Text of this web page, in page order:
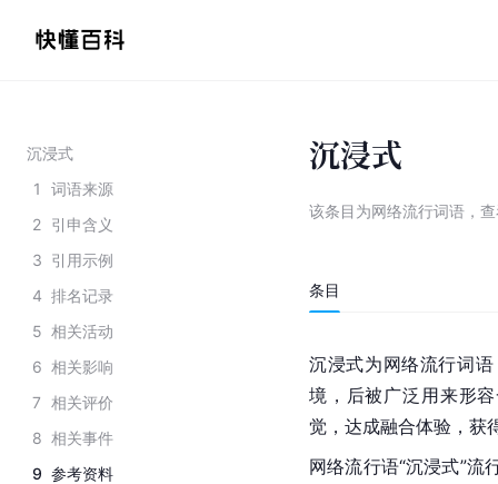
沉浸式
1
词语来源
2 引申含义
3 引用示例
4 排名记录
5 相关活动
6 相关影响
7 相关评价
8 相关事件
9 参考资料
沉浸式
该条目为网络流行词语 ，
条目
沉浸式为网络流行词
境，后被广泛用来形
觉，达成融合体验，获
网络流行语“沉浸式”流